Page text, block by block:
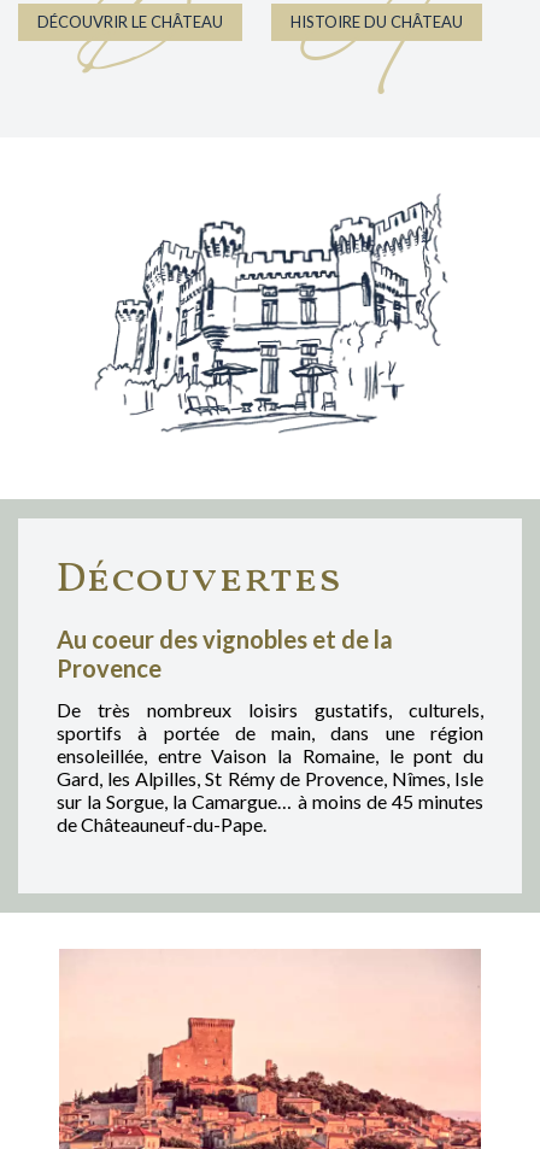
D
DÉCOUVRIR LE CHÂTEAU H
HISTOIRE DU CHÂTEAU
Découvertes
Au coeur des vignobles et de la
Provence
De très nombreux loisirs gustatifs, culturels,
sportifs à portée de main, dans une région
ensoleillée, entre Vaison la Romaine, le pont du
Gard, les Alpilles, St Rémy de Provence, Nîmes, Isle
sur la Sorgue, la Camargue… à moins de 45 minutes
de Châteauneuf-du-Pape.